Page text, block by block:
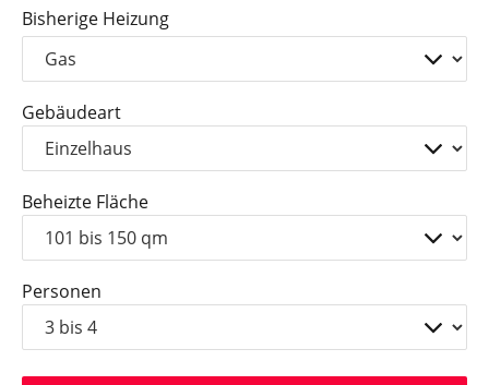
Bisherige Heizung
Gebäudeart
Beheizte Fläche
Personen